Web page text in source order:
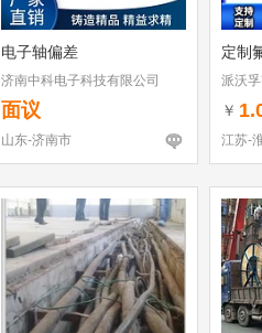
电子轴偏差
济南中科电子科技有限公司
面议
山东-济南市
定制
派沃
￥
江苏-